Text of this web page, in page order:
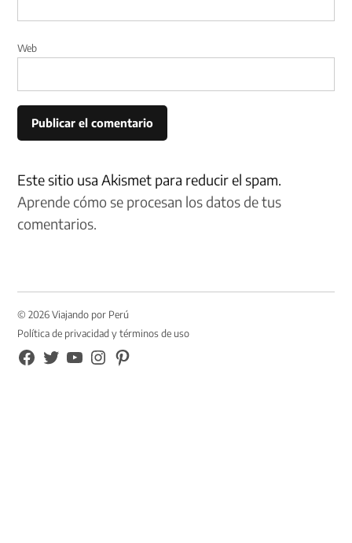
Web
Este sitio usa Akismet para reducir el spam.
Aprende cómo se procesan los datos de tus
comentarios.
© 2026 Viajando por Perú
Política de privacidad y términos de uso
FB
TW YouTubeInstagramPinterest